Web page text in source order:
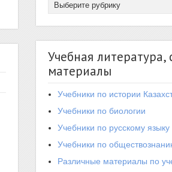
Учебная литература,
материалы
Учебники по истории
Учебники по биологии
Учебники по русскому языку
Учебники по
Различные материалы по